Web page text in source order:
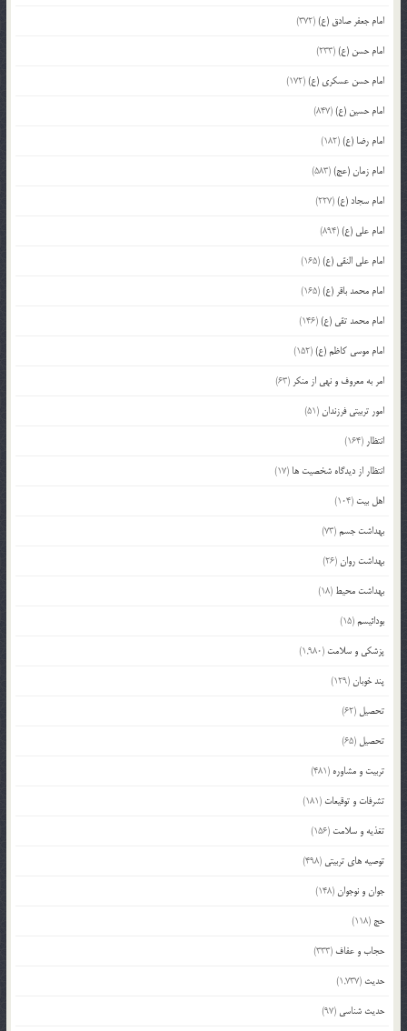
امام جعفر صادق (ع)(372)
امام حسن (ع)(233)
امام حسن عسکری (ع)(172)
امام حسین (ع)(847)
امام رضا (ع)(182)
امام زمان (عج)(583)
امام سجاد (ع)(227)
امام علی (ع)(894)
امام علی النقی (ع)(165)
امام محمد باقر (ع)(165)
امام محمد تقی (ع)(146)
امام موسی کاظم (ع)(152)
امر به معروف و نهی از منکر (63)
امور تربیتی فرزندان(51)
انتظار (164)
انتظار از دیدگاه شخصیت ها (17)
اهل بیت (104)
بهداشت جسم(73)
بهداشت روان(26)
بهداشت محیط (18)
بودائیسم(15)
پزشکی و سلامت (1,980)
پند خوبان(129)
تحصیل (62)
تحصیل (65)
تربیت و مشاوره (481)
تشرفات و توقیعات (181)
تغذیه و سلامت (156)
توصیه های تربیتی (498)
جوان و نوجوان(148)
حج (118)
حجاب و عفاف (333)
حدیث (1,737)
حدیث شناسی (97)